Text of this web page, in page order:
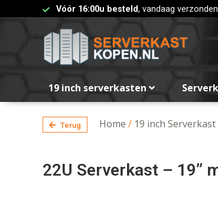
Vóór 16:00u besteld, vandaag
19 inch serverkasten
Terug Home / 19 inch Serverkast
22U Serverkast – 19”